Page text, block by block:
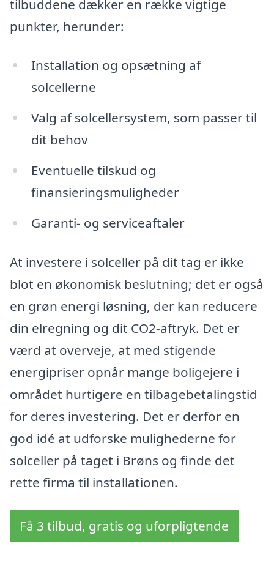
tilbuddene dækker en række vigtige
punkter, herunder:
Installation og opsætning af
solcellerne
Valg af solcellersystem, som passer til
dit behov
Eventuelle tilskud og
finansieringsmuligheder
Garanti- og serviceaftaler
At investere i solceller på dit tag er ikke
blot en økonomisk beslutning; det er også
en grøn energi løsning, der kan reducere
din elregning og dit CO2-aftryk. Det er
værd at overveje, at med stigende
energipriser opnår mange boligejere i
området hurtigere en tilbagebetalingstid
for deres investering. Det er derfor en
god idé at udforske mulighederne for
solceller på taget i Brøns og finde det
rette firma til installationen.
Få 3 tilbud, gratis og uforpligtende